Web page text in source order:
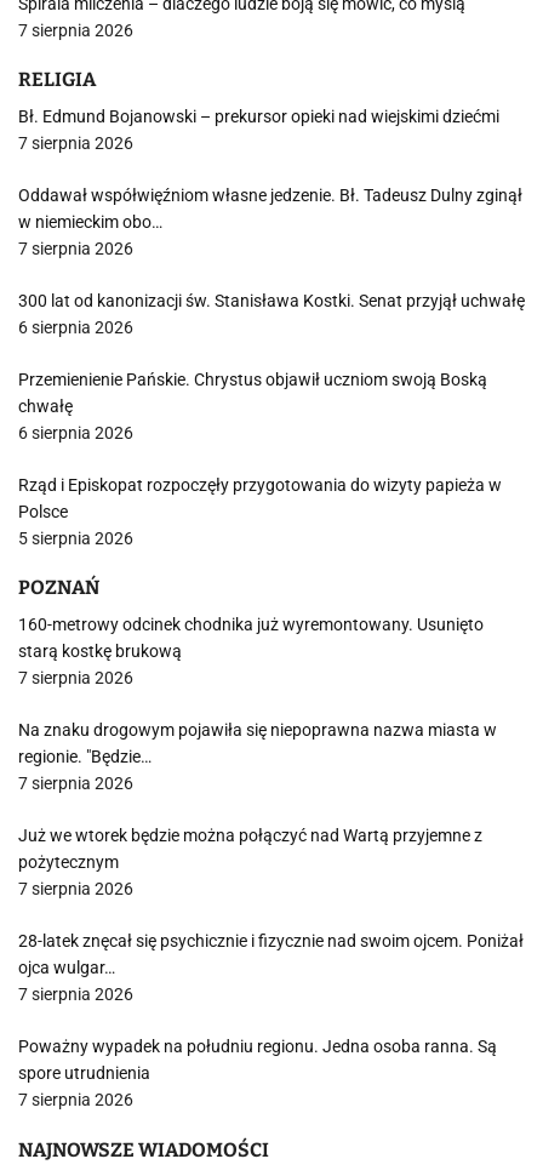
7 sierpnia 2026
RELIGIA
Bł. Edmund Bojanowski – prekursor opieki nad wiejskimi dziećmi
7 sierpnia 2026
Oddawał współwięźniom własne jedzenie. Bł. Tadeusz Dulny zginął
w niemieckim obo…
7 sierpnia 2026
300 lat od kanonizacji św. Stanisława Kostki. Senat przyjął uchwałę
6 sierpnia 2026
Przemienienie Pańskie. Chrystus objawił uczniom swoją Boską
chwałę
6 sierpnia 2026
Rząd i Episkopat rozpoczęły przygotowania do wizyty papieża w
Polsce
5 sierpnia 2026
POZNAŃ
160-metrowy odcinek chodnika już wyremontowany. Usunięto
starą kostkę brukową
7 sierpnia 2026
Na znaku drogowym pojawiła się niepoprawna nazwa miasta w
regionie. "Będzie…
7 sierpnia 2026
Już we wtorek będzie można połączyć nad Wartą przyjemne z
pożytecznym
7 sierpnia 2026
28-latek znęcał się psychicznie i fizycznie nad swoim ojcem. Poniżał
ojca wulgar…
7 sierpnia 2026
Poważny wypadek na południu regionu. Jedna osoba ranna. Są
spore utrudnienia
7 sierpnia 2026
NAJNOWSZE WIADOMOŚCI